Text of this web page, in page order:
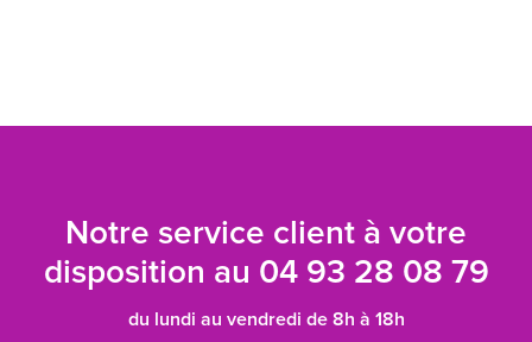
Notre service client à votre
disposition au 04 93 28 08 79
du lundi au vendredi de 8h à 18h